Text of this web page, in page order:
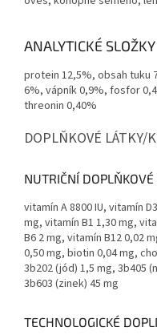
ANALYTICKÉ SLOŽKY
protein 12,5%, obsah tuku
6%, vápník 0,9%, fosfor
threonin 0,40%
DOPLŇKOVÉ LÁTKY/
NUTRIČNÍ DOPLŇKOVÉ
vitamín A 8800 IU, vitamín
mg, vitamín B1 1,30 mg,
B6 2 mg, vitamín B12 0,02
0,50 mg, biotin 0,04 mg,
3b202 (jód) 1,5 mg, 3b405
3b603 (zinek) 45 mg
TECHNOLOGICKÉ